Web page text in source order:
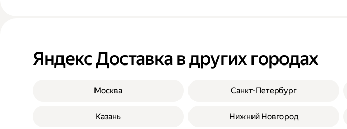
Яндекс Доставка в других городах
Москва Санкт-Петербург
Казань Нижний Новгород